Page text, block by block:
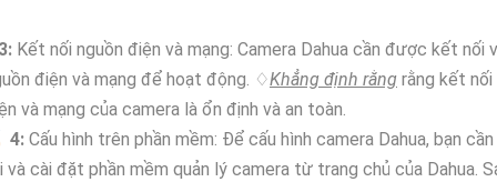
Kết nối nguồn điện và mạng: Camera Dahua cần được kết nối
điện và mạng để hoạt động. ♢Khẳng định rằng rằng kết nối
và mạng của camera là ổn định và an toàn.
4: Cấu hình trên phần mềm: Để cấu hình camera Dahua, bạn cần
và cài đặt phần mềm quản lý camera từ trang chủ của Dahua.